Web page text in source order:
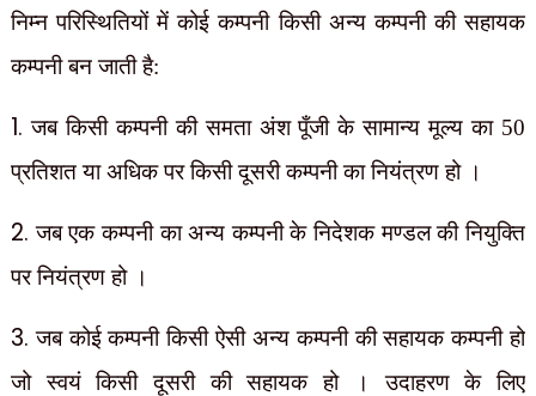
निम्न परिस्थितियों में कोई कम्पनी किसी अन्य कम्पनी की सहायक
कम्पनी बन जाती है:
1.जब किसी कम्पनी की समता अंश पूँजी के सामान्य मूल्य का 50
प्रतिशत या अधिक पर किसी दूसरी कम्पनी का नियंत्रण हो ।
2.जब एक कम्पनी का अन्य कम्पनी के निदेशक मण्डल की नियुक्ति
पर नियंत्रण हो ।
3.जब कोई कम्पनी किसी ऐसी अन्य कम्पनी की सहायक कम्पनी हो
जो स्वयं किसी दूसरी की सहायक हो । उदाहरण के लिए